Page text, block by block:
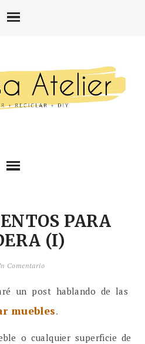
PARA
(I)
Comentario
un post hablando de las
muebles.
o cualquier superficie de